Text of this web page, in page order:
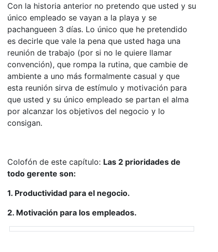
Con la historia anterior no pretendo que usted y su
único empleado se vayan a la playa y se
pachangueen 3 días. Lo único que he pretendido
es decirle que vale la pena que usted haga una
reunión de trabajo (por si no le quiere llamar
convención), que rompa la rutina, que cambie de
ambiente a uno más formalmente casual y que
esta reunión sirva de estímulo y motivación para
que usted y su único empleado se partan el alma
por alcanzar los objetivos del negocio y lo
consigan.
Colofón de este capítulo: Las 2 prioridades de
todo gerente son:
1. Productividad para el negocio.
2. Motivación para los empleados.